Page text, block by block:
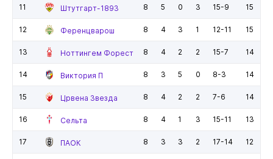
11 Штутгарт-1893 8 5 0 3 15-9 15
12 Ференцварош 8 4 3 1 12-11 15
13 Ноттингем Форест 8 4 2 2 15-7 14
14 Виктория П 8 3 5 0 8-3 14
15 Црвена Звезда 8 4 2 2 7-6 14
16 Сельта 8 4 1 3 15-11 13
17 ПАОК 8 3 3 2 17-14 12